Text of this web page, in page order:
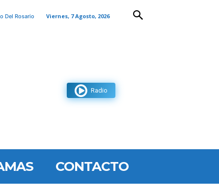
Del Rosario Viernes, 7 Agosto, 2026
Radio
CONTACTO